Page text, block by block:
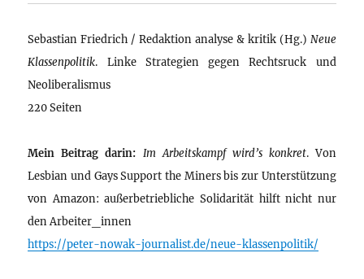
Sebastian Friedrich / Redaktion analyse & kritik (Hg.) Neue
Klassenpolitik. Linke Strategien gegen Rechtsruck und
Neoliberalismus
220 Seiten
Mein Beitrag darin: Im Arbeitskampf wird’s konkret. Von
Lesbian und Gays Support the Miners bis zur Unterstützung
von Amazon: außerbetriebliche Solidarität hilft nicht nur
den Arbeiter_innen
https://peter-nowak-journalist.de/neue-klassenpolitik/